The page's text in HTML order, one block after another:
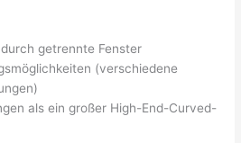
getrennte Fenster
(verschiedene
als ein großer High-End-Curved-